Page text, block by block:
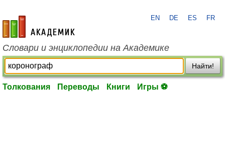
academic.ru
EN DE ES FR
Словари и энциклопедии на Академике
Найти!
Толкования Переводы Книги Игры ⚽